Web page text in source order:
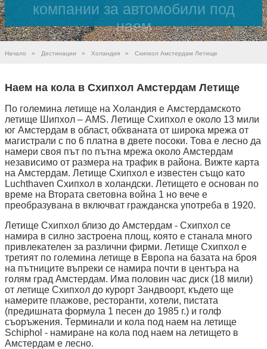
компании за автомобили под
наем
Начало » Дестинации » Холандия » Схипхол Амстердам Летище
Наем на кола в Схипхол Амстердам Летище
По големина летище на Холандия е Амстердамското
летище Шипхол – AMS. Летище Схипхол е около 13 мили
юг Амстердам в област, обхваната от широка мрежа от
магистрали с по 6 платна в двете посоки. Това е лесно да
намери своя път по пътна мрежа около Амстердам
независимо от размера на трафик в района. Вижте карта
на Амстердам. Летище Схипхол е известен също като
Luchthaven Схипхол в холандски. Летището е основан по
време на Втората световна война 1 но вече е
преобразувана в включват гражданска употреба в 1920.
Летище Схипхол близо до Амстердам - Схипхол се
намира в силно застроена площ, която е станала много
привлекателен за различни фирми. Летище Схипхол е
третият по големина летище в Европа на базата на броя
на пътниците въпреки се намира почти в центъра на
голям град Амстердам. Има половин час диск (18 мили)
от летище Схипхол до курорт Зандвоорт, където ще
намерите плажове, ресторанти, хотели, пистата
(предишната формула 1 песен до 1985 г.) и голф
съоръжения. Терминали и кола под наем на летище
Schiphol - намиране на кола под наем на летището в
Амстердам е лесно.